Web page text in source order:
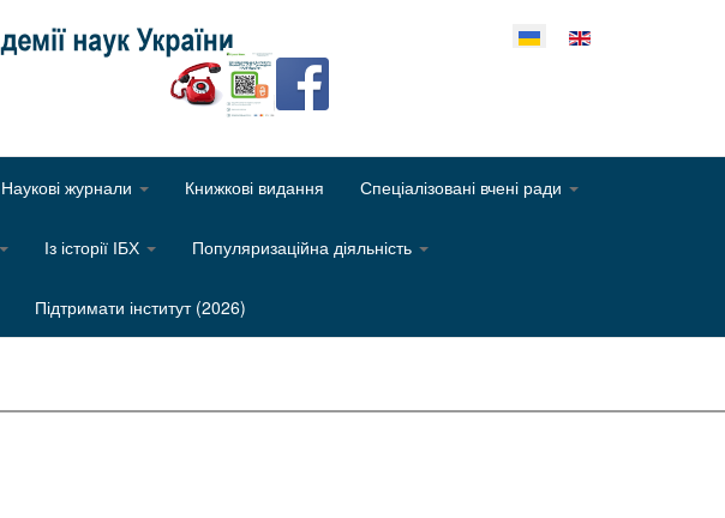
Оберіть свою мову
Наукові журнали Книжкові видання Спеціалізовані вчені ради
Із історії ІБХ Популяризаційна діяльність
Підтримати інститут (2026)